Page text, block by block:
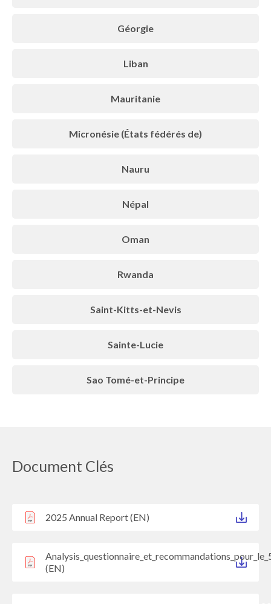
Géorgie
Liban
Mauritanie
Micronésie (États fédérés de)
Nauru
Népal
Oman
Rwanda
Saint-Kitts-et-Nevis
Sainte-Lucie
Sao Tomé-et-Principe
Document Clés
2025 Annual Report (EN)
(EN)